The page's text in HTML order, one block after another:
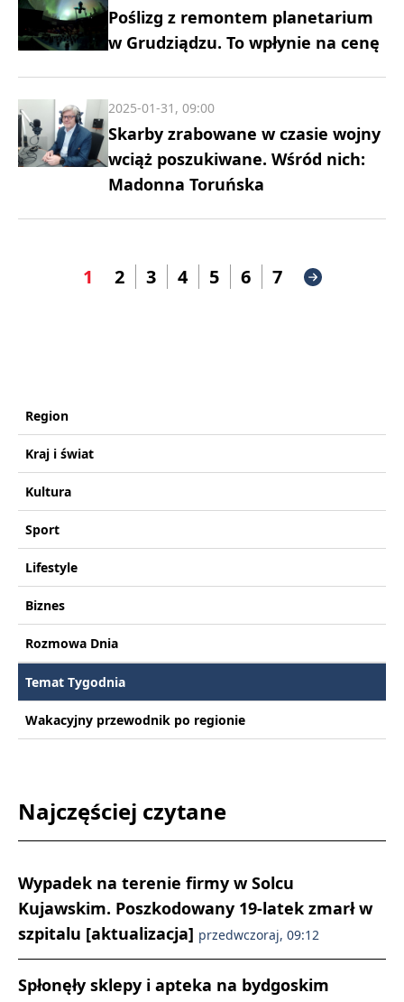
Poślizg z remontem planetarium
w Grudziądzu. To wpłynie na cenę
Skarby zrabowane w czasie wojny
wciąż poszukiwane. Wśród nich:
Madonna Toruńska
2025-01-31, 09:00
1 2 3 4 5 6 7
Region
Kraj i świat
Kultura
Sport
Lifestyle
Biznes
Rozmowa Dnia
Temat Tygodnia
Wakacyjny przewodnik po regionie
Najczęściej czytane
Wypadek na terenie firmy w Solcu
Kujawskim. Poszkodowany 19-latek zmarł w
szpitalu [aktualizacja] przedwczoraj, 09:12
Spłonęły sklepy i apteka na bydgoskim